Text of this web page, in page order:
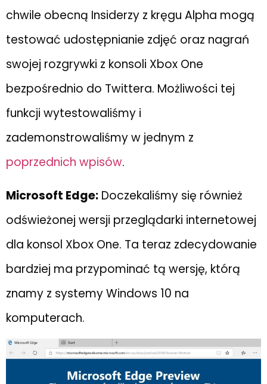
chwile obecną Insiderzy z kręgu Alpha mogą
testować udostępnianie zdjęć oraz nagrań
swojej rozgrywki z konsoli Xbox One
bezpośrednio do Twittera. Możliwości tej
funkcji wytestowaliśmy i
zademonstrowaliśmy w jednym z
poprzednich wpisów.
Microsoft Edge: Doczekaliśmy się również
odświeżonej wersji przeglądarki internetowej
dla konsol Xbox One. Ta teraz zdecydowanie
bardziej ma przypominać tą wersję, którą
znamy z systemy Windows 10 na
komputerach.